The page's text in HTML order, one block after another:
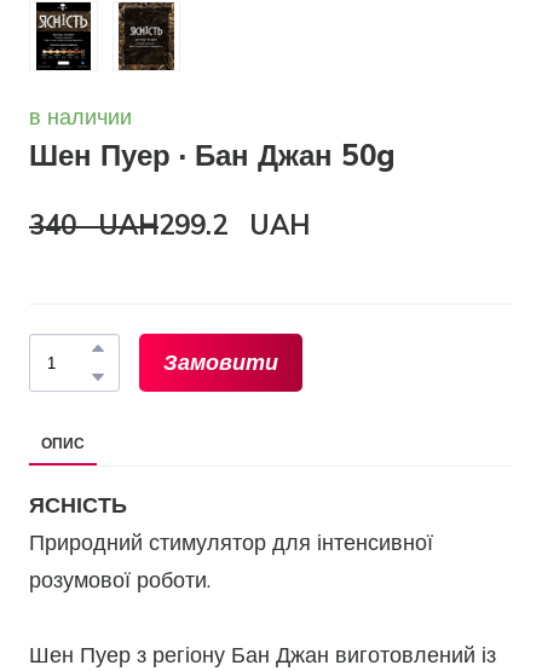
в наличии
Шен Пуер · Бан Джан 50g
340   UAH299.2   UAH
Замовити
ОПИС
ЯСНІСТЬ
Природний стимулятор для інтенсивної
розумової роботи.
Шен Пуер з регіону Бан Джан виготовлений із